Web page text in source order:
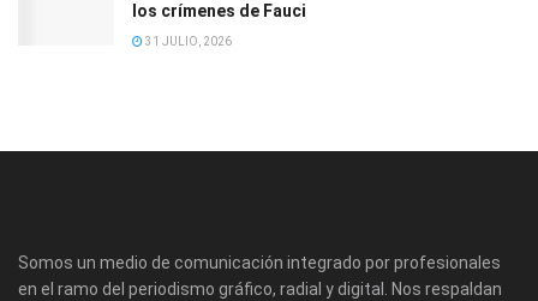
los crímenes de Fauci
31 JULIO, 2026
Somos un medio de comunicación integrado por profesionales
en el ramo del periodismo gráfico, radial y digital. Nos respaldan